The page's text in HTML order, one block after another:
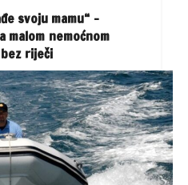
svoju mamu“ –
malom nemoćnom
riječi